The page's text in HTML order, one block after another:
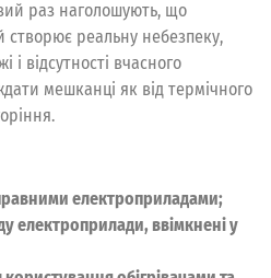
раз наголошують, що
реальну небезпеку,
відсутності вчасного
мешканці як від термічного
електроприладами;
електроприлади, ввімкнені у